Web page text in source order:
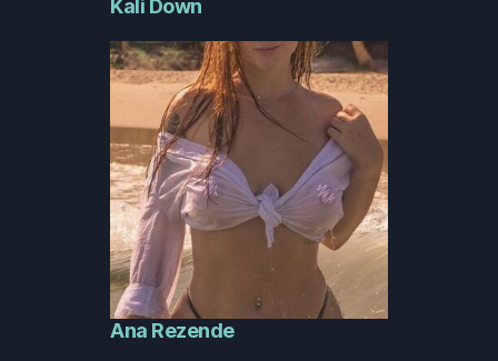
Kali Down
Ana Rezende